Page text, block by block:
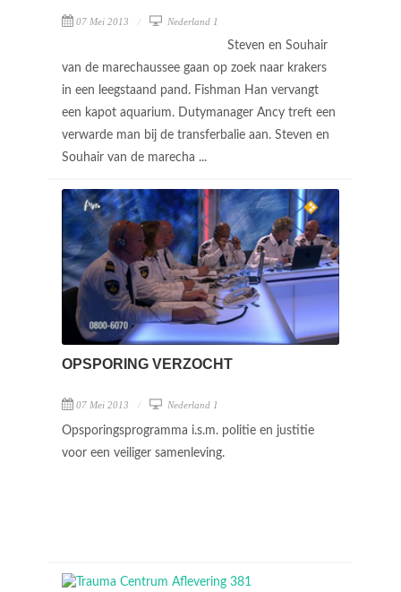
07 Mei 2013 Nederland 1
Steven en Souhair
van de marechaussee gaan op zoek naar krakers
in een leegstaand pand. Fishman Han vervangt
een kapot aquarium. Dutymanager Ancy treft een
verwarde man bij de transferbalie aan. Steven en
Souhair van de marecha ...
OPSPORING VERZOCHT
07 Mei 2013 Nederland 1
Opsporingsprogramma i.s.m. politie en justitie
voor een veiliger samenleving.